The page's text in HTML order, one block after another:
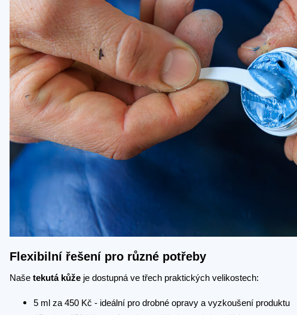
Flexibilní řešení pro různé potřeby
Naše tekutá kůže je dostupná ve třech praktických velikostech:
5 ml za 450 Kč - ideální pro drobné opravy a vyzkoušení produktu